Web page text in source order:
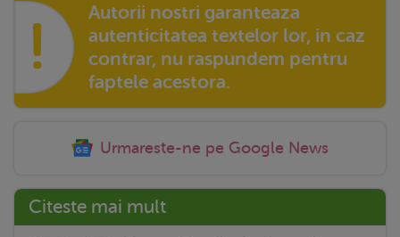
!
Autorii nostri garanteaza
autenticitatea textelor lor, in caz
contrar, nu raspundem pentru
faptele acestora.
Urmareste-ne pe Google News
Citeste mai mult